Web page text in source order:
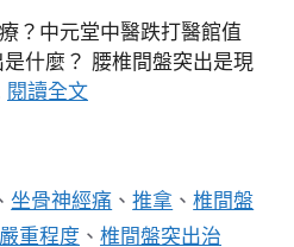
？中元堂中醫跌打醫館值
什麼？ 腰椎間盤突出是現
閱讀全文
坐骨神經痛 、推拿 、椎間盤
重程度 、 椎間盤突出治